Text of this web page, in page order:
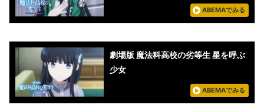
ABEMAでみる
劇場版 魔法科高校の劣等生 星を呼ぶ
少女
ABEMAでみる